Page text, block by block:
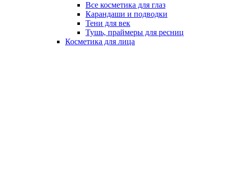
Все косметика для глаз
Карандаши и подводки
Тени для век
Тушь, праймеры для ресниц
Косметика для лица